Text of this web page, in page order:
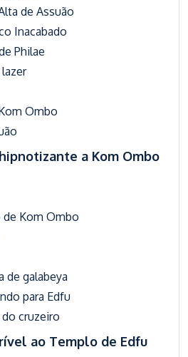
de Assuão
Inacabado
Philae
Ombo
a Kom Ombo
Kom Ombo
de galabeya
para Edfu
cruzeiro
ao Templo de Edfu